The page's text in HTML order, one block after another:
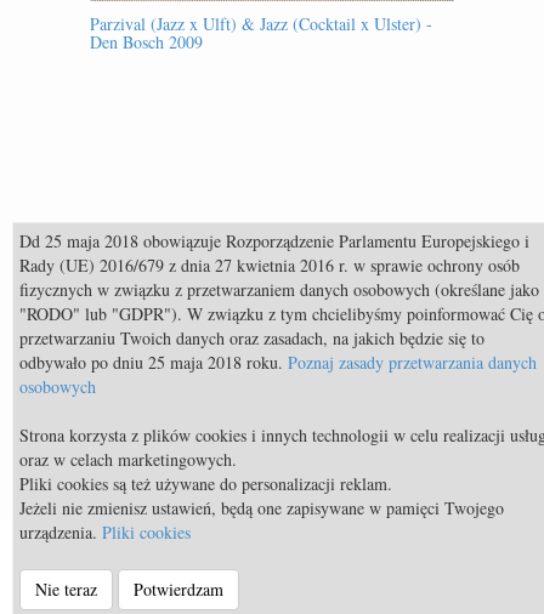
Parzival (Jazz x Ulft) & Jazz (Cocktail x Ulster) -
Den Bosch 2009
Społeczności
© Equista.pl 2014 - 2026 - a timeless venture |
Polityka prywatności
Dd 25 maja 2018 obowiązuje Rozporządzenie Parlamentu Europejskiego i
Rady (UE) 2016/679 z dnia 27 kwietnia 2016 r. w sprawie ochrony osób
fizycznych w związku z przetwarzaniem danych osobowych (określane jako
"RODO" lub "GDPR"). W związku z tym chcielibyśmy poinformować Cię
przetwarzaniu Twoich danych oraz zasadach, na jakich będzie się to
odbywało po dniu 25 maja 2018 roku. Poznaj zasady przetwarzania danych
osobowych
Strona korzysta z plików cookies i innych technologii w celu realizacji
oraz w celach marketingowych.
Pliki cookies są też używane do personalizacji reklam.
Jeżeli nie zmienisz ustawień, będą one zapisywane w pamięci Twojego
urządzenia. Pliki cookies
Nie teraz Potwierdzam